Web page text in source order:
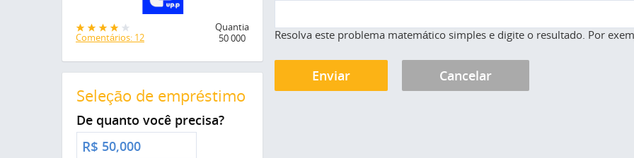
Resolva este problema matemático simples e digite o resultado. Por
Comentários: 12
Quantia
50 000
Seleção de empréstimo
De quanto você precisa?
R$